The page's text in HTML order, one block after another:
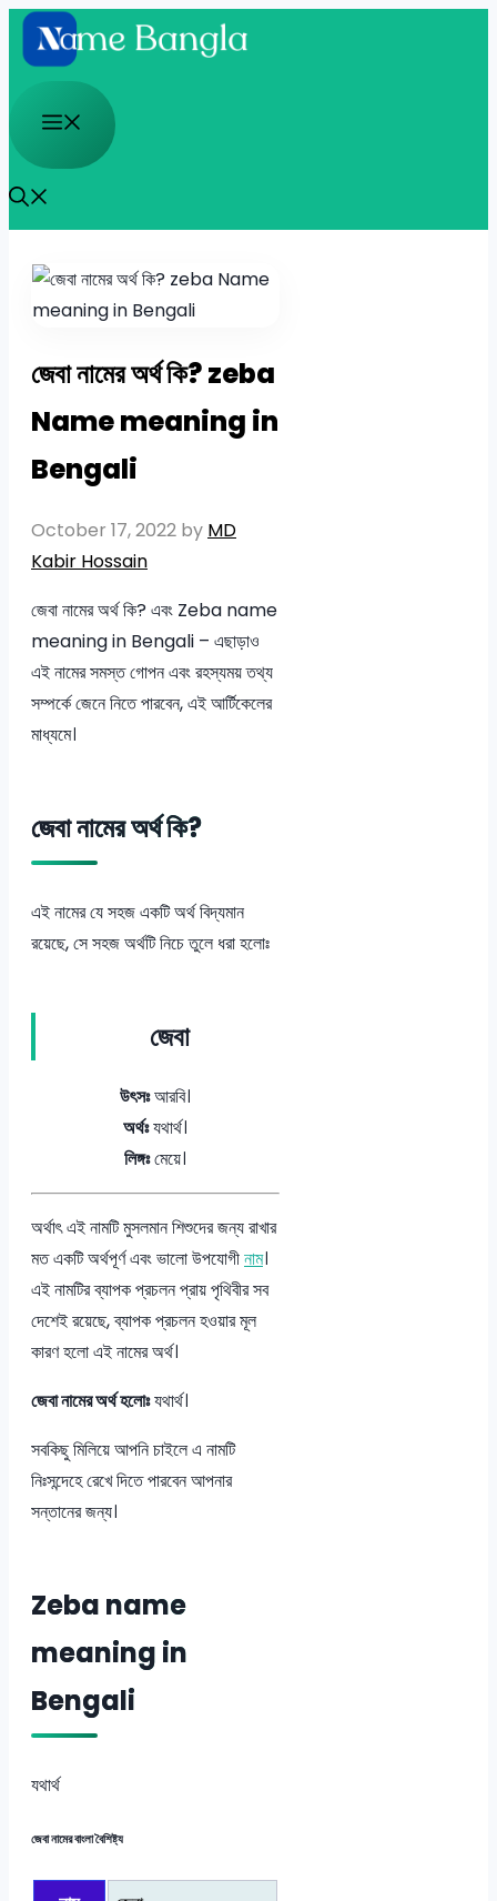
Skip
to
content
Menu
জেবা নামের অর্থ কি? zeba
Name meaning in
Bengali
October 17, 2022 by MD
Kabir Hossain
জেবা নামের অর্থ কি? এবং Zeba name
meaning in Bengali – এছাড়াও
এই নামের সমস্ত গোপন এবং রহস্যময় তথ্য
সম্পর্কে জেনে নিতে পারবেন, এই আর্টিকেলের
মাধ্যমে।
জেবা নামের অর্থ কি?
এই নামের যে সহজ একটি অর্থ বিদ্যমান
রয়েছে, সে সহজ অর্থটি নিচে তুলে ধরা হলোঃ
জেবা
উৎসঃআরবি।
অর্থঃযথার্থ।
লিঙ্গঃমেয়ে।
অর্থাৎ এই নামটি মুসলমান শিশুদের জন্য রাখার
মত একটি অর্থপূর্ণ এবং ভালো উপযোগীনাম।
এই নামটির ব্যাপক প্রচলন প্রায় পৃথিবীর সব
দেশেই রয়েছে, ব্যাপক প্রচলন হওয়ার মূল
কারণ হলো এই নামের অর্থ।
জেবা নামের অর্থ হলোঃযথার্থ।
সবকিছু মিলিয়ে আপনি চাইলে এ নামটি
নিঃসন্দেহে রেখে দিতে পারবেন আপনার
সন্তানের জন্য।
Zeba name
meaning in
Bengali
যথার্থ
জেবা নামের বাংলা বৈশিষ্ট্য